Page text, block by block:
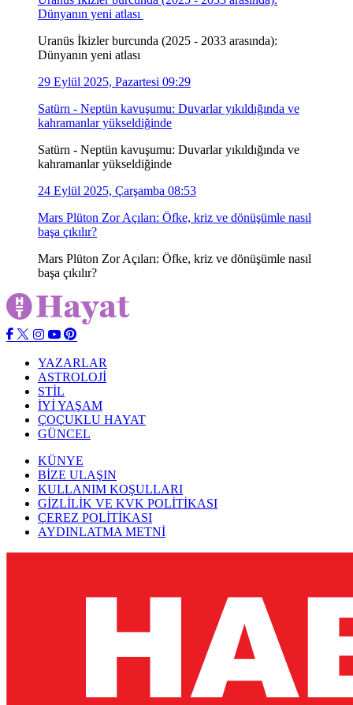
Dünyanın yeni atlası
Uranüs İkizler burcunda (2025 - 2033 arasında):
Dünyanın yeni atlası
29 Eylül 2025, Pazartesi 09:29
Satürn - Neptün kavuşumu: Duvarlar yıkıldığında ve
kahramanlar yükseldiğinde
Satürn - Neptün kavuşumu: Duvarlar yıkıldığında ve
kahramanlar yükseldiğinde
24 Eylül 2025, Çarşamba 08:53
Mars Plüton Zor Açıları: Öfke, kriz ve dönüşümle nasıl
başa çıkılır?
Mars Plüton Zor Açıları: Öfke, kriz ve dönüşümle nasıl
başa çıkılır?
YAZARLAR
ASTROLOJİ
STİL
İYİ YAŞAM
ÇOÇUKLU HAYAT
GÜNCEL
KÜNYE
BİZE ULAŞIN
KULLANIM KOŞULLARI
GİZLİLİK VE KVK POLİTİKASI
ÇEREZ POLİTİKASI
AYDINLATMA METNİ